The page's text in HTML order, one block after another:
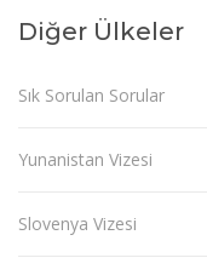
Diğer Ülkeler
Sık Sorulan Sorular
Yunanistan Vizesi
Slovenya Vizesi